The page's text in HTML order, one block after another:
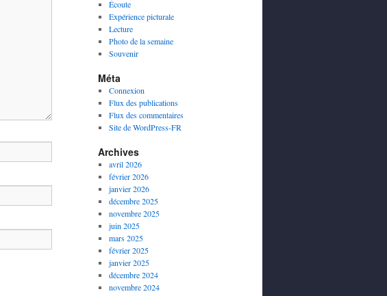
Écoute
Expérience picturale
Lecture
Photo de la semaine
Souvenir
Méta
Connexion
Flux des publications
Flux des commentaires
Site de WordPress-FR
Archives
avril 2026
février 2026
janvier 2026
décembre 2025
novembre 2025
juin 2025
mars 2025
février 2025
janvier 2025
décembre 2024
novembre 2024